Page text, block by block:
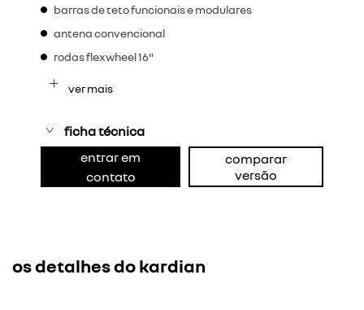
barras de teto funcionais e modulares
antena convencional
rodas flexwheel 16"
ver mais
ficha técnica
entrar em
contato
comparar
versão
os detalhes do kardian